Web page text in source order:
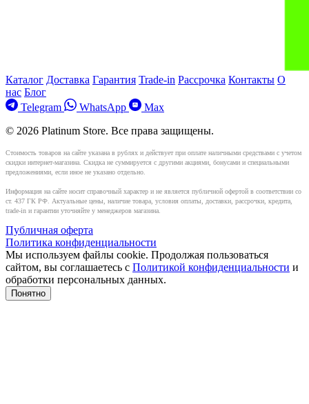
Каталог Доставка Гарантия Trade-in Рассрочка Контакты О
нас Блог
Telegram
WhatsApp
Max
© 2026 Platinum Store. Все права защищены.
Стоимость товаров на сайте указана в рублях и действует при оплате наличными средствами с учетом
скидки интернет-магазина. Скидка не суммируется с другими акциями, бонусами и специальными
предложениями, если иное не указано отдельно.
Информация на сайте носит справочный характер и не является публичной офертой в соответствии со
ст. 437 ГК РФ. Актуальные цены, наличие товара, условия оплаты, доставки, рассрочки, кредита,
trade-in и гарантии уточняйте у менеджеров магазина.
Публичная оферта
Политика конфиденциальности
Мы используем файлы cookie. Продолжая пользоваться
сайтом, вы соглашаетесь с Политикой конфиденциальности и
обработки персональных данных.
Понятно